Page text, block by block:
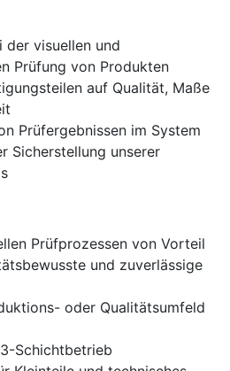
der visuellen und
Prüfung von Produkten
auf Qualität, Maße
Prüfergebnissen im System
Sicherstellung unserer
Prüfprozessen von Vorteil
und zuverlässige
oder Qualitätsumfeld
Schichtbetrieb